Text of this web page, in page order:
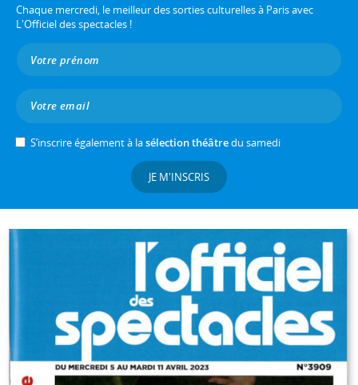
Chaque mercredi, le meilleur des sorties culturelles à Paris avec
L'Officiel des spectacles !
S’inscrire également à lasélection théâtredu samedi
JE M'INSCRIS